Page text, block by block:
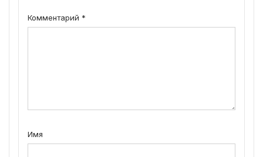
Комментарий *
Имя